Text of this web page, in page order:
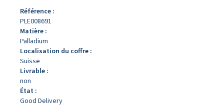
Référence :
PLE008691
Matière :
Palladium
Localisation du coffre :
Suisse
Livrable :
non
État :
Good Delivery